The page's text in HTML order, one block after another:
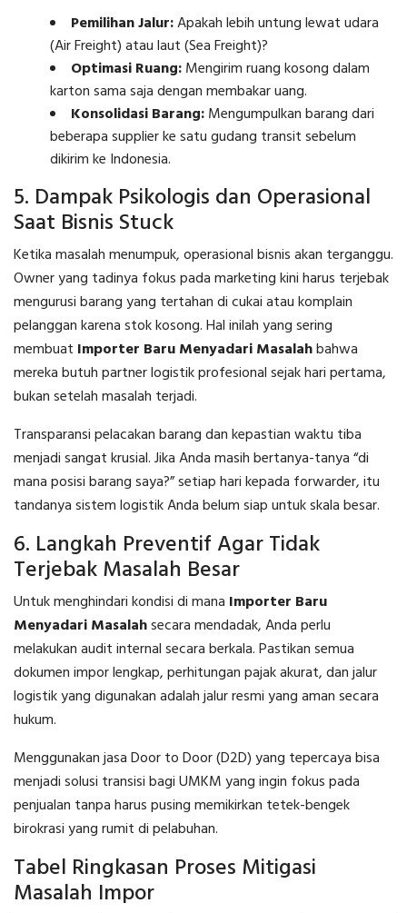
Pemilihan Jalur:Apakah lebih untung lewat udara
(Air Freight) atau laut (Sea Freight)?
Optimasi Ruang:Mengirim ruang kosong dalam
karton sama saja dengan membakar uang.
Konsolidasi Barang:Mengumpulkan barang dari
beberapa supplier ke satu gudang transit sebelum
dikirim ke Indonesia.
5. Dampak Psikologis dan Operasional
Saat Bisnis Stuck
Ketika masalah menumpuk, operasional bisnis akan terganggu.
Owner yang tadinya fokus pada marketing kini harus terjebak
mengurusi barang yang tertahan di cukai atau komplain
pelanggan karena stok kosong. Hal inilah yang sering
membuat Importer Baru Menyadari Masalahbahwa
mereka butuh partner logistik profesional sejak hari pertama,
bukan setelah masalah terjadi.
Transparansi pelacakan barang dan kepastian waktu tiba
menjadi sangat krusial. Jika Anda masih bertanya-tanya “di
mana posisi barang saya?” setiap hari kepada forwarder, itu
tandanya sistem logistik Anda belum siap untuk skala besar.
6. Langkah Preventif Agar Tidak
Terjebak Masalah Besar
Untuk menghindari kondisi di mana Importer Baru
Menyadari Masalahsecara mendadak, Anda perlu
melakukan audit internal secara berkala. Pastikan semua
dokumen impor lengkap, perhitungan pajak akurat, dan jalur
logistik yang digunakan adalah jalur resmi yang aman secara
hukum.
Menggunakan jasa Door to Door (D2D) yang tepercaya bisa
menjadi solusi transisi bagi UMKM yang ingin fokus pada
penjualan tanpa harus pusing memikirkan tetek-bengek
birokrasi yang rumit di pelabuhan.
Tabel Ringkasan Proses Mitigasi
Masalah Impor